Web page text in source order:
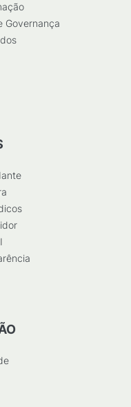
Governança